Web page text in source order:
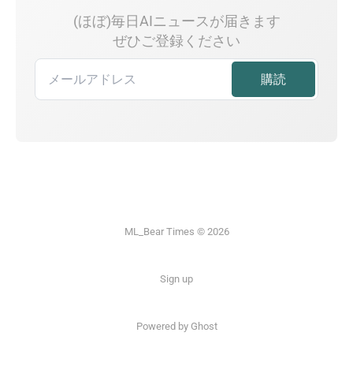
(ほぼ)毎日AIニュースが届きます
ぜひご登録ください
ML_Bear Times © 2026
Sign up
Powered by Ghost